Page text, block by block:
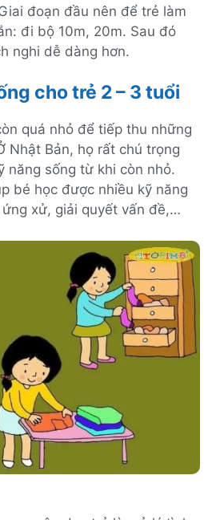
đoạn đầu nên để trẻ làm
đi bộ 10m, 20m. Sau đó
nghi dễ dàng hơn.
cho trẻ 2 – 3 tuổi
quá nhỏ để tiếp thu những
Nhật Bản, họ rất chú trọng
năng sống từ khi còn nhỏ.
bé học được nhiều kỹ năng
xử, giải quyết vấn đề,…